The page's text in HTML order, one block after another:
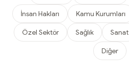
İnsan Hakları Kamu Kurumları
Özel Sektör Sağlık Sanat
Diğer